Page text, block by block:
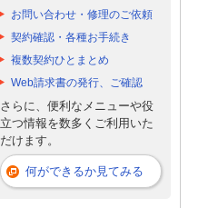
お問い合わせ・修理のご依頼
契約確認・各種お手続き
複数契約ひとまとめ
Web請求書の発行、ご確認
さらに、便利なメニューや役
立つ情報を数多くご利用いた
だけます。
何ができるか見てみる